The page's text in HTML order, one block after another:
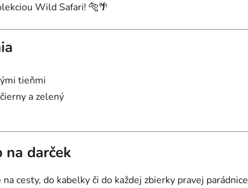
Wild Safari! 🐅🌴
tieňmi
a zelený
darček
cesty, do kabelky či do každej zbierky pravej parádnice